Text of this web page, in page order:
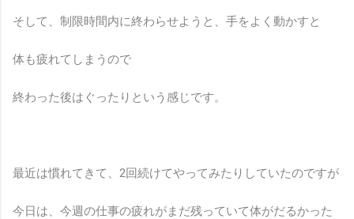
そして、制限時間内に終わらせようと、手をよく動かすと
体も疲れてしまうので
終わった後はぐったりという感じです。
最近は慣れてきて、2回続けてやってみたりしていたのですが
今日は、今週の仕事の疲れがまだ残っていて体がだるかった